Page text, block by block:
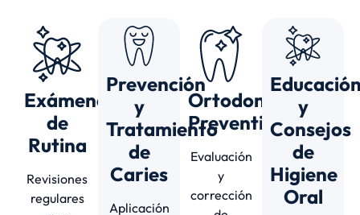
Exámenes
de
Rutina
Revisiones
regulares
Prevención
y
Tratamiento
de
Caries
Aplicación
Ortodoncia
Preventiva
Evaluación
y
corrección
y
Consejos
de
Higiene
Oral